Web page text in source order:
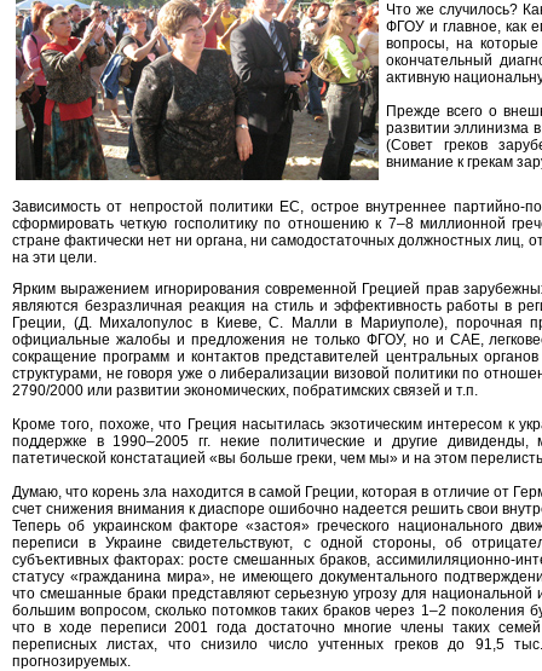
Что же случилось?
ФГОУ и главное, как
вопросы, на
окончательный
активную
Прежде всего о
развитии эллинизма
(Совет греков
внимание к грекам
Зависимость от непростой политики ЕС, острое внутреннее партийно-
сформировать четкую госполитику по отношению к 7–8 миллионной
стране фактически нет ни органа, ни самодостаточных должностных лиц,
на эти цели.
Ярким выражением игнорирования современной Грецией прав
являются безразличная реакция на стиль и эффективность работы в
Греции, (Д. Михалопулос в Киеве, С. Малли в Мариуполе), порочная
официальные жалобы и предложения не только ФГОУ, но и САЕ,
сокращение программ и контактов представителей центральных
структурами, не говоря уже о либерализации визовой политики по
2790/2000 или развитии экономических, побратимских связей и т.п.
Кроме того, похоже, что Греция насытилась экзотическим интересом к
поддержке в 1990–2005 гг. некие политические и другие дивиденды,
патетической констатацией «вы больше греки, чем мы» и на этом
Думаю, что корень зла находится в самой Греции, которая в отличие от
счет снижения внимания к диаспоре ошибочно надеется решить свои
Теперь об украинском факторе «застоя» греческого национального
переписи в Украине свидетельствуют, с одной стороны, об
субъективных факторах: росте смешанных браков, ассимилиляционно-
статусу «гражданина мира», не имеющего документального
что смешанные браки представляют серьезную угрозу для
большим вопросом, сколько потомков таких браков через 1–2 поколения
что в ходе переписи 2001 года достаточно многие члены таких
переписных листах, что снизило число учтенных греков до 91,5
прогнозируемых.